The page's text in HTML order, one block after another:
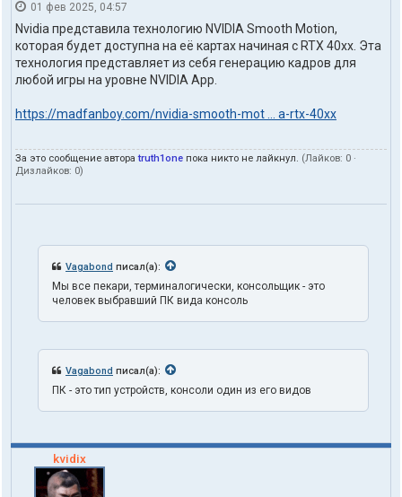
н
т
а
к
т
ы
о
л
з
о
t
r
u
h
o
n
01 фев 2025, 04:57
Nvidia представила технологию NVIDIA Smooth Motion,
которая будет доступна на её картах начиная с RTX 40xx. Эта
технология представляет из себя генерацию кадров для
любой игры на уровне NVIDIA App.
https://madfanboy.com/nvidia-smooth-mot ... a-rtx-40xx
За это сообщение автораtruth1one пока никто не лайкнул. (Лайков: 0 ·
Дизлайков: 0)
Vagabond писал(а):
Мы все пекари, терминалогически, консольщик - это
человек выбравший ПК вида консоль
Vagabond писал(а):
ПК - это тип устройств, консоли один из его видов
kvidix